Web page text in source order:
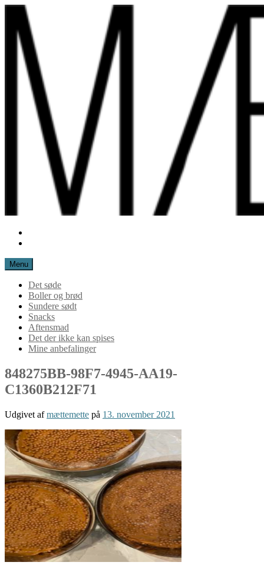
Spring
indhold
mættemette
Menu
Det søde
Boller og brød
Sundere sødt
Snacks
Aftensmad
Det der ikke kan spises
Mine anbefalinger
848275BB-98F7-4945-AA19-
C1360B212F71
Udgivet afmættemette på 13. november 2021